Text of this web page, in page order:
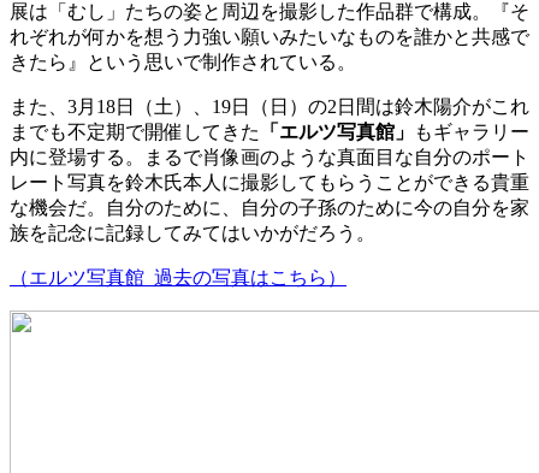
展は「むし」たちの姿と周辺を撮影した作品群で構成。『そ
れぞれが何かを想う力強い願いみたいなものを誰かと共感で
きたら』という思いで制作されている。
また、3月18日（土）、19日（日）の2日間は鈴木陽介がこれ
までも不定期で開催してきた
「エルツ写真館」
もギャラリー
内に登場する。まるで肖像画のような真面目な自分のポート
レート写真を鈴木氏本人に撮影してもらうことができる貴重
な機会だ。自分のために、自分の子孫のために今の自分を家
族を記念に記録してみてはいかがだろう。
（エルツ写真館 過去の写真はこちら）